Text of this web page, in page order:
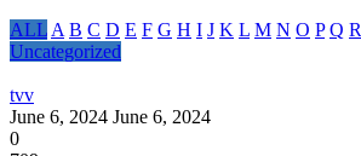
ALL A B C D E F G H I J K L M N O P Q R
Uncategorized
tvv
June 6, 2024 June 6, 2024
0